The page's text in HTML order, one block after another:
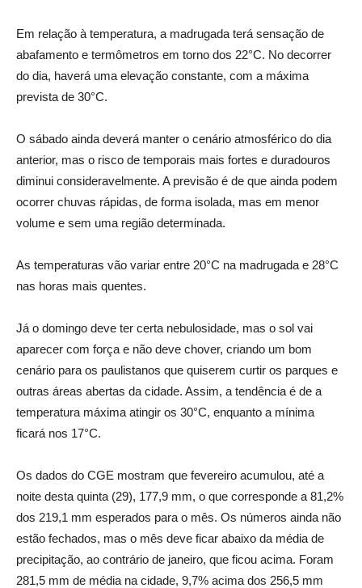
Em relação à temperatura, a madrugada terá sensação de
abafamento e termômetros em torno dos 22°C. No decorrer
do dia, haverá uma elevação constante, com a máxima
prevista de 30°C.
O sábado ainda deverá manter o cenário atmosférico do dia
anterior, mas o risco de temporais mais fortes e duradouros
diminui consideravelmente. A previsão é de que ainda podem
ocorrer chuvas rápidas, de forma isolada, mas em menor
volume e sem uma região determinada.
As temperaturas vão variar entre 20°C na madrugada e 28°C
nas horas mais quentes.
Já o domingo deve ter certa nebulosidade, mas o sol vai
aparecer com força e não deve chover, criando um bom
cenário para os paulistanos que quiserem curtir os parques e
outras áreas abertas da cidade. Assim, a tendência é de a
temperatura máxima atingir os 30°C, enquanto a mínima
ficará nos 17°C.
Os dados do CGE mostram que fevereiro acumulou, até a
noite desta quinta (29), 177,9 mm, o que corresponde a 81,2%
dos 219,1 mm esperados para o mês. Os números ainda não
estão fechados, mas o mês deve ficar abaixo da média de
precipitação, ao contrário de janeiro, que ficou acima. Foram
281,5 mm de média na cidade, 9,7% acima dos 256,5 mm